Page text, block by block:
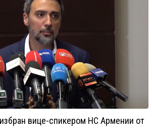
вице-спикером НС Армении от